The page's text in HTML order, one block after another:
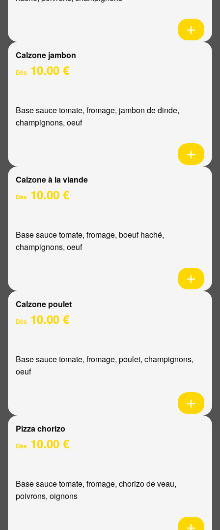
Calzone jambon
Dès 10.00 €
Base sauce tomate, fromage, jambon de dinde,
champignons, oeuf
Calzone à la viande
Dès 10.00 €
Base sauce tomate, fromage, boeuf haché,
champignons, oeuf
Calzone poulet
Dès 10.00 €
Base sauce tomate, fromage, poulet, champignons,
oeuf
Pizza chorizo
Dès 10.00 €
Base sauce tomate, fromage, chorizo de veau,
poivrons, oignons